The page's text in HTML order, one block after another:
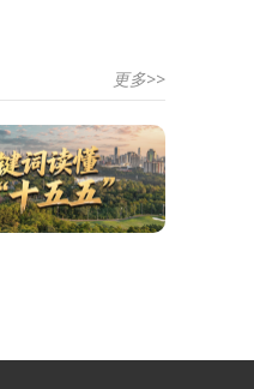
更多>>